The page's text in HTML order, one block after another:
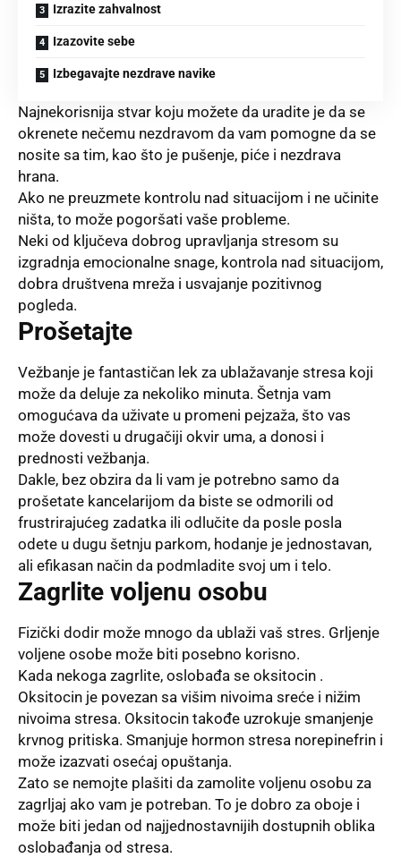
Izrazite zahvalnost
Izazovite sebe
Izbegavajte nezdrave navike
Najnekorisnija stvar koju možete da uradite je da se
okrenete nečemu nezdravom da vam pomogne da se
nosite sa tim, kao što je pušenje, piće i nezdrava
hrana.
Ako ne preuzmete kontrolu nad situacijom i ne učinite
ništa, to može pogoršati vaše probleme.
Neki od ključeva dobrog upravljanja stresom su
izgradnja emocionalne snage, kontrola nad situacijom,
dobra društvena mreža i usvajanje pozitivnog
pogleda.
Prošetajte
Vežbanje je fantastičan lek za ublažavanje stresa koji
može da deluje za nekoliko minuta. Šetnja vam
omogućava da uživate u promeni pejzaža, što vas
može dovesti u drugačiji okvir uma, a donosi i
prednosti vežbanja.
Dakle, bez obzira da li vam je potrebno samo da
prošetate kancelarijom da biste se odmorili od
frustrirajućeg zadatka ili odlučite da posle posla
odete u dugu šetnju parkom, hodanje je jednostavan,
ali efikasan način da podmladite svoj um i telo.
Zagrlite voljenu osobu
Fizički dodir može mnogo da ublaži vaš stres. Grljenje
voljene osobe može biti posebno korisno.
Kada nekoga zagrlite, oslobađa se oksitocin .
Oksitocin je povezan sa višim nivoima sreće i nižim
nivoima stresa. Oksitocin takođe uzrokuje smanjenje
krvnog pritiska. Smanjuje hormon stresa norepinefrin i
može izazvati osećaj opuštanja.
Zato se nemojte plašiti da zamolite voljenu osobu za
zagrljaj ako vam je potreban. To je dobro za oboje i
može biti jedan od najjednostavnijih dostupnih oblika
oslobađanja od stresa.